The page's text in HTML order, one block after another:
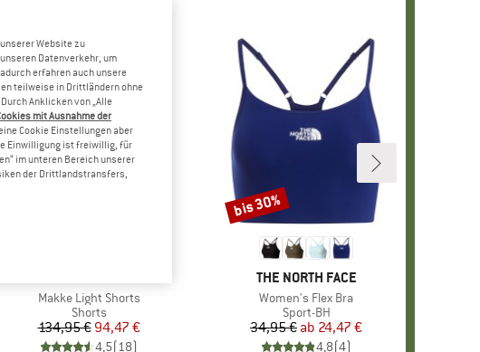
Artikel
Makke Light Shorts
Produktgruppe
Shorts
Preis
134,95 €reduzierter Preis
94,47 €
4,5(18)
MARKE
THE NORTH FACE
Artikel
Women's Flex Bra
Produktgruppe
Sport-BH
Preis
34,95 € reduzierter Preis
ab 24,47 €
4,8(4)
Rabatt
bis 30%
Website zu
Datenverkehr, um
erfahren auch unsere
teilweise in Drittländern ohne
Anklicken von „Alle
mit Ausnahme der
Cookie Einstellungen aber
Einwilligung ist freiwillig, für
im unteren Bereich unserer
der Drittlandstransfers,